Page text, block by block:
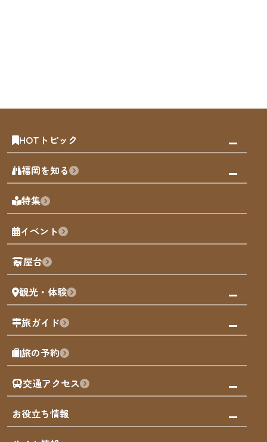
HOTトピック
みんなの旅行記
天神エリア
博多旧市街
福岡城
歴史・文化
福岡を知る
福岡の見どころ
福岡の魅力
観光カレンダー
観光PR動画
まち歩き
福岡グルメ
福岡を楽しむ
福岡のアート
福岡のナイトタイム
福岡の歴史・文化
サステナブルツーリズム
福岡検定
特集
イベント
屋台
観光・体験
観る・遊ぶ
屋台
買う
体験
泊まる
旅ガイド
モデルコース
AIおまかせコース
オリジナルプラン
みんなの旅行記
旅の予約
交通アクセス
市内交通ガイド
お得なチケット
お役立ち情報